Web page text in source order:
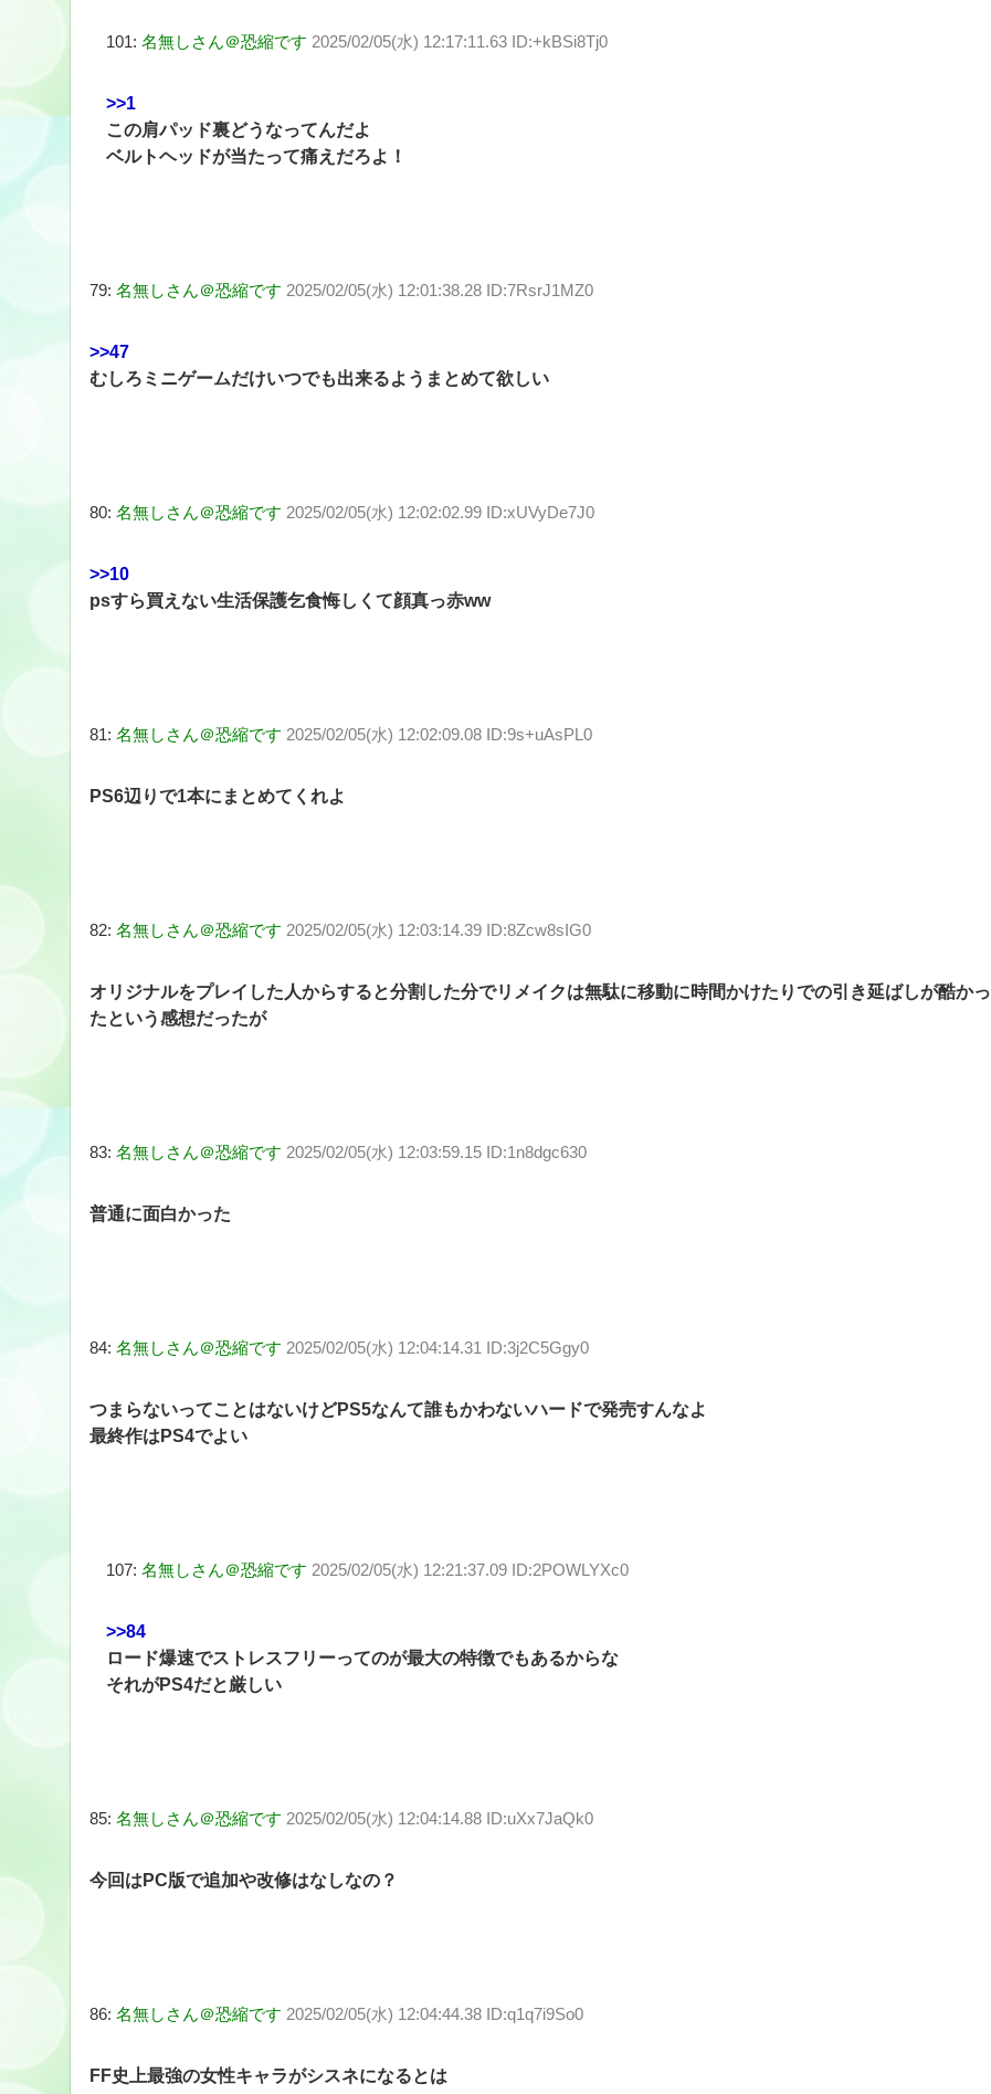
101: 名無しさん＠恐縮です 2025/02/05(水) 12:17:11.63 ID:+kBSi8Tj0
>>1
この肩パッド裏どうなってんだよ
ベルトヘッドが当たって痛えだろよ！
79: 名無しさん＠恐縮です 2025/02/05(水) 12:01:38.28 ID:7RsrJ1MZ0
>>47
むしろミニゲームだけいつでも出来るようまとめて欲しい
80: 名無しさん＠恐縮です 2025/02/05(水) 12:02:02.99 ID:xUVyDe7J0
>>10
psすら買えない生活保護乞食悔しくて顔真っ赤ww
81: 名無しさん＠恐縮です 2025/02/05(水) 12:02:09.08 ID:9s+uAsPL0
PS6辺りで1本にまとめてくれよ
82: 名無しさん＠恐縮です 2025/02/05(水) 12:03:14.39 ID:8Zcw8sIG0
オリジナルをプレイした人からすると分割した分でリメイクは無駄に移動に時間かけたりでの引き延ばしが酷かっ
たという感想だったが
83: 名無しさん＠恐縮です 2025/02/05(水) 12:03:59.15 ID:1n8dgc630
普通に面白かった
84: 名無しさん＠恐縮です 2025/02/05(水) 12:04:14.31 ID:3j2C5Ggy0
つまらないってことはないけどPS5なんて誰もかわないハードで発売すんなよ
最終作はPS4でよい
107: 名無しさん＠恐縮です 2025/02/05(水) 12:21:37.09 ID:2POWLYXc0
>>84
ロード爆速でストレスフリーってのが最大の特徴でもあるからな
それがPS4だと厳しい
85: 名無しさん＠恐縮です 2025/02/05(水) 12:04:14.88 ID:uXx7JaQk0
今回はPC版で追加や改修はなしなの？
86: 名無しさん＠恐縮です 2025/02/05(水) 12:04:44.38 ID:q1q7i9So0
FF史上最強の女性キャラがシスネになるとは